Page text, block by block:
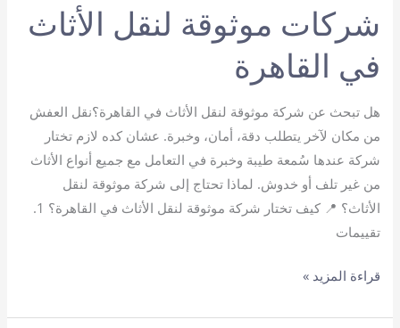
شركات موثوقة لنقل الأثاث
في القاهرة
هل تبحث عن شركة موثوقة لنقل الأثاث في القاهرة؟نقل العفش
من مكان لآخر يتطلب دقة، أمان، وخبرة. عشان كده لازم تختار
شركة عندها سُمعة طيبة وخبرة في التعامل مع جميع أنواع الأثاث
من غير تلف أو خدوش. لماذا تحتاج إلى شركة موثوقة لنقل
الأثاث؟ 📍 كيف تختار شركة موثوقة لنقل الأثاث في القاهرة؟ 1.
تقييمات
شركات
لنقل
قراءة المزيد »